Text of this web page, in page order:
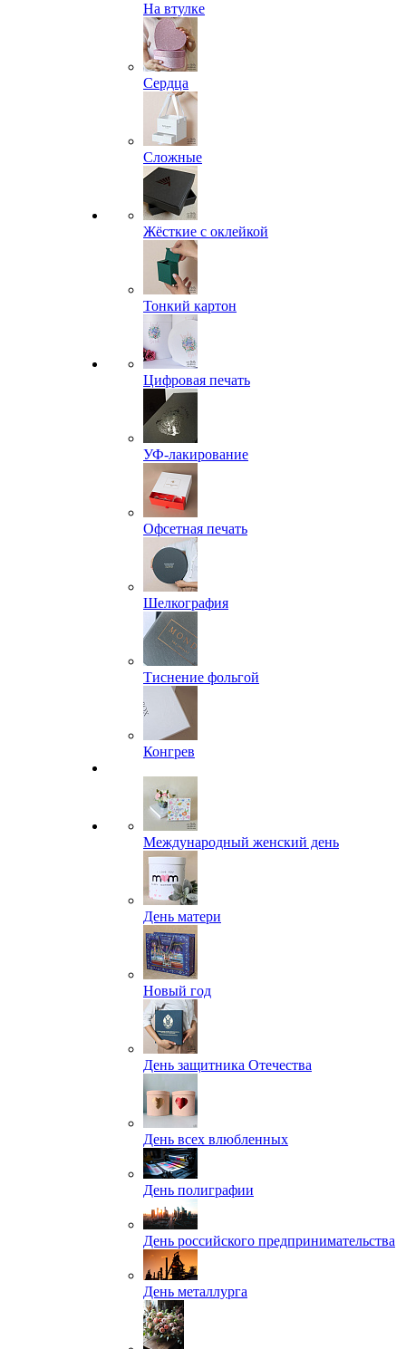
На втулке
Сердца
Сложные
Жёсткие с оклейкой
Тонкий картон
Цифровая печать
УФ-лакирование
Офсетная печать
Шелкография
Тиснение фольгой
Конгрев
Международный женский день
День матери
Новый год
День защитника Отечества
День всех влюбленных
День полиграфии
День российского предпринимательства
День металлурга